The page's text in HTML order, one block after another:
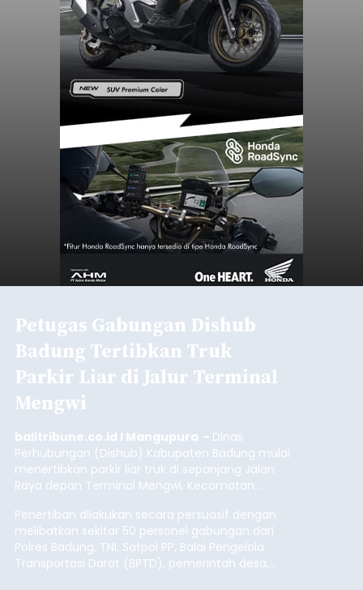
Petugas Gabungan Dishub
Badung Tertibkan Truk
Parkir Liar di Jalur Terminal
Mengwi
balitribune.co.id I Mangupura - Dinas
Perhubungan (Dishub) Kabupaten Badung mulai
menertibkan parkir liar truk di sepanjang Jalan
Raya depan Terminal Mengwi, Kecamatan
Penertiban dilakukan secara persuasif dengan
melibatkan sekitar 50 personel gabungan dari
Polres Badung, TNI, Satpol PP, Balai Pengelola
Transportasi Darat (BPTD), pemerintah desa,